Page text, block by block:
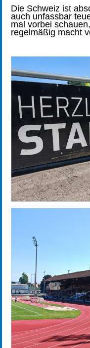
Die Schweiz ist
auch unfassbar
mal vorbei
regelmäßig macht